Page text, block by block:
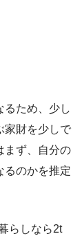
るため、少し
家財を少しで
まず、自分の
るのかを推定
らしなら2t